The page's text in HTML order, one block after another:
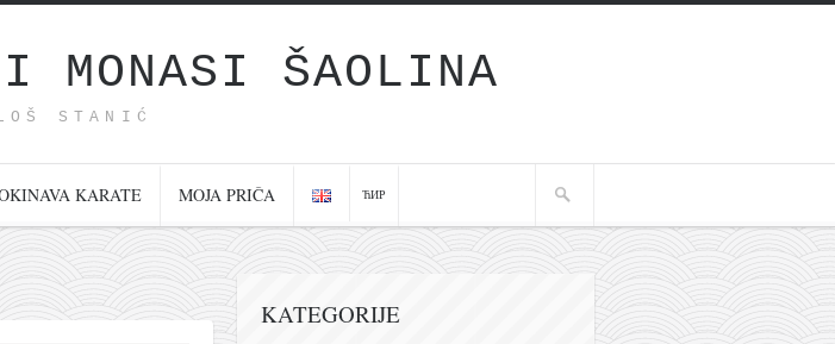
MONASI ŠAOLINA
STANIĆ
KARATE MOJA PRIČA ЋИР
KATEGORIJE